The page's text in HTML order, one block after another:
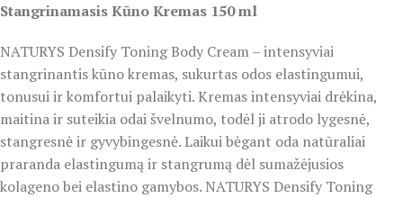
Stangrinamasis Kūno Kremas 150 ml
NATURYS Densify Toning Body Cream – intensyviai
stangrinantis kūno kremas, sukurtas odos elastingumui,
tonusui ir komfortui palaikyti. Kremas intensyviai drėkina,
maitina ir suteikia odai švelnumo, todėl ji atrodo lygesnė,
stangresnė ir gyvybingesnė. Laikui bėgant oda natūraliai
praranda elastingumą ir stangrumą dėl sumažėjusios
kolageno bei elastino gamybos. NATURYS Densify Toning